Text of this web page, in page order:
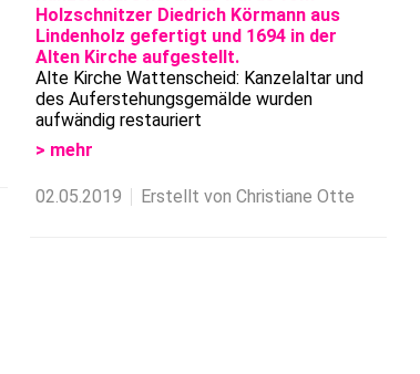
Alte Kirche Wattenscheid: Kanzelaltar und
des Auferstehungsgemälde wurden
aufwändig restauriert
> mehr
02.05.2019 Erstellt von Christiane Otte